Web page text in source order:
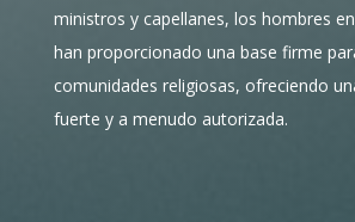
ministros y capellanes, los hombres
han proporcionado una base firme
comunidades religiosas, ofreciendo
fuerte y a menudo autorizada.